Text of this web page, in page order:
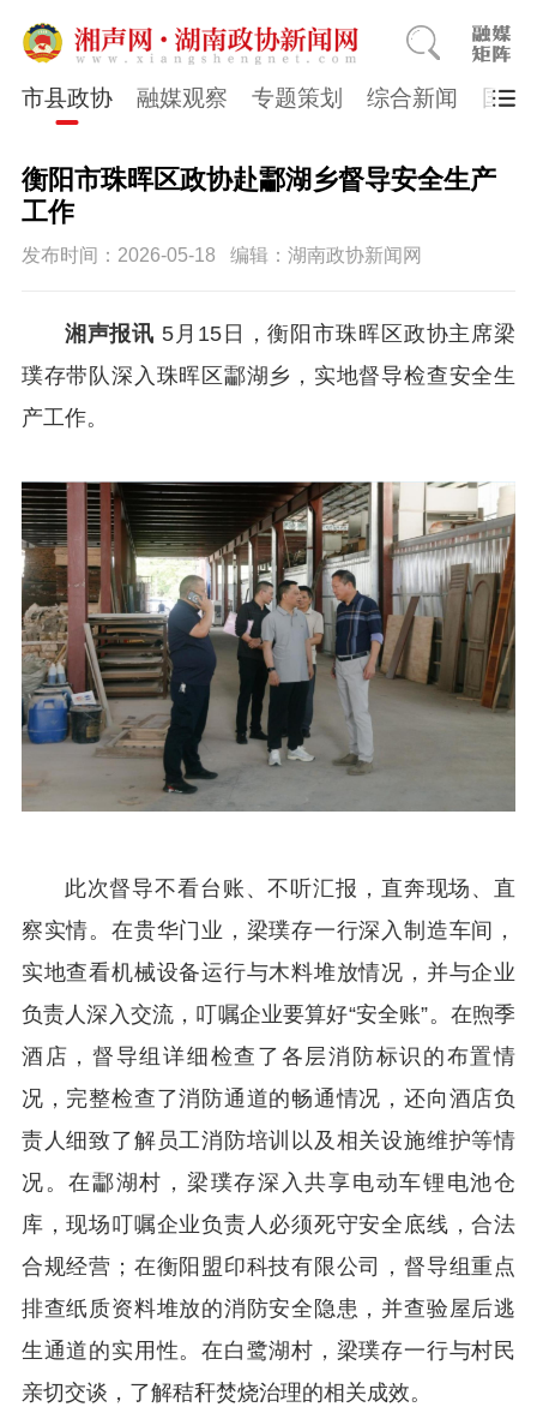
市县政协 融媒观察 专题策划 综合新闻 国医
衡阳市珠晖区政协赴酃湖乡督导安全生产
工作
发布时间：2026-05-18 编辑：湖南政协新闻网
湘声报讯 5月15日，衡阳市珠晖区政协主席梁
璞存带队深入珠晖区酃湖乡，实地督导检查安全生
产工作。
此次督导不看台账、不听汇报，直奔现场、直
察实情。在贵华门业，梁璞存一行深入制造车间，
实地查看机械设备运行与木料堆放情况，并与企业
负责人深入交流，叮嘱企业要算好“安全账”。在煦季
酒店，督导组详细检查了各层消防标识的布置情
况，完整检查了消防通道的畅通情况，还向酒店负
责人细致了解员工消防培训以及相关设施维护等情
况。在酃湖村，梁璞存深入共享电动车锂电池仓
库，现场叮嘱企业负责人必须死守安全底线，合法
合规经营；在衡阳盟印科技有限公司，督导组重点
排查纸质资料堆放的消防安全隐患，并查验屋后逃
生通道的实用性。在白鹭湖村，梁璞存一行与村民
亲切交谈，了解秸秆焚烧治理的相关成效。